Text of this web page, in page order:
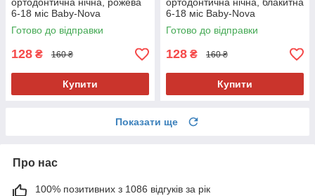
ортодонтична нічна, рожева
6-18 міс Baby-Nova
Готово до відправки
128 ₴ 160 ₴
Купити
ортодонтична нічна, блакитна
6-18 міс Baby-Nova
Готово до відправки
128 ₴ 160 ₴
Купити
Показати ще
Про нас
100% позитивних з 1086 відгуків за рік